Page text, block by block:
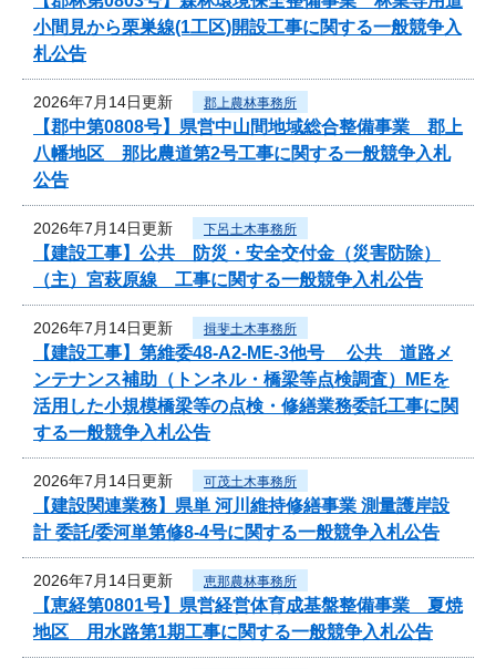
小間見から栗巣線(1工区)開設工事に関する一般競争入
札公告
2026年7月14日更新 郡上農林事務所
【郡中第0808号】県営中山間地域総合整備事業 郡上
八幡地区 那比農道第2号工事に関する一般競争入札
公告
2026年7月14日更新 下呂土木事務所
【建設工事】公共 防災・安全交付金（災害防除）
（主）宮萩原線 工事に関する一般競争入札公告
2026年7月14日更新 揖斐土木事務所
【建設工事】第維委48-A2-ME-3他号 公共 道路メ
ンテナンス補助（トンネル・橋梁等点検調査）MEを
活用した小規模橋梁等の点検・修繕業務委託工事に関
する一般競争入札公告
2026年7月14日更新 可茂土木事務所
【建設関連業務】県単 河川維持修繕事業 測量護岸設
計 委託/委河単第修8-4号に関する一般競争入札公告
2026年7月14日更新 恵那農林事務所
【恵経第0801号】県営経営体育成基盤整備事業 夏焼
地区 用水路第1期工事に関する一般競争入札公告